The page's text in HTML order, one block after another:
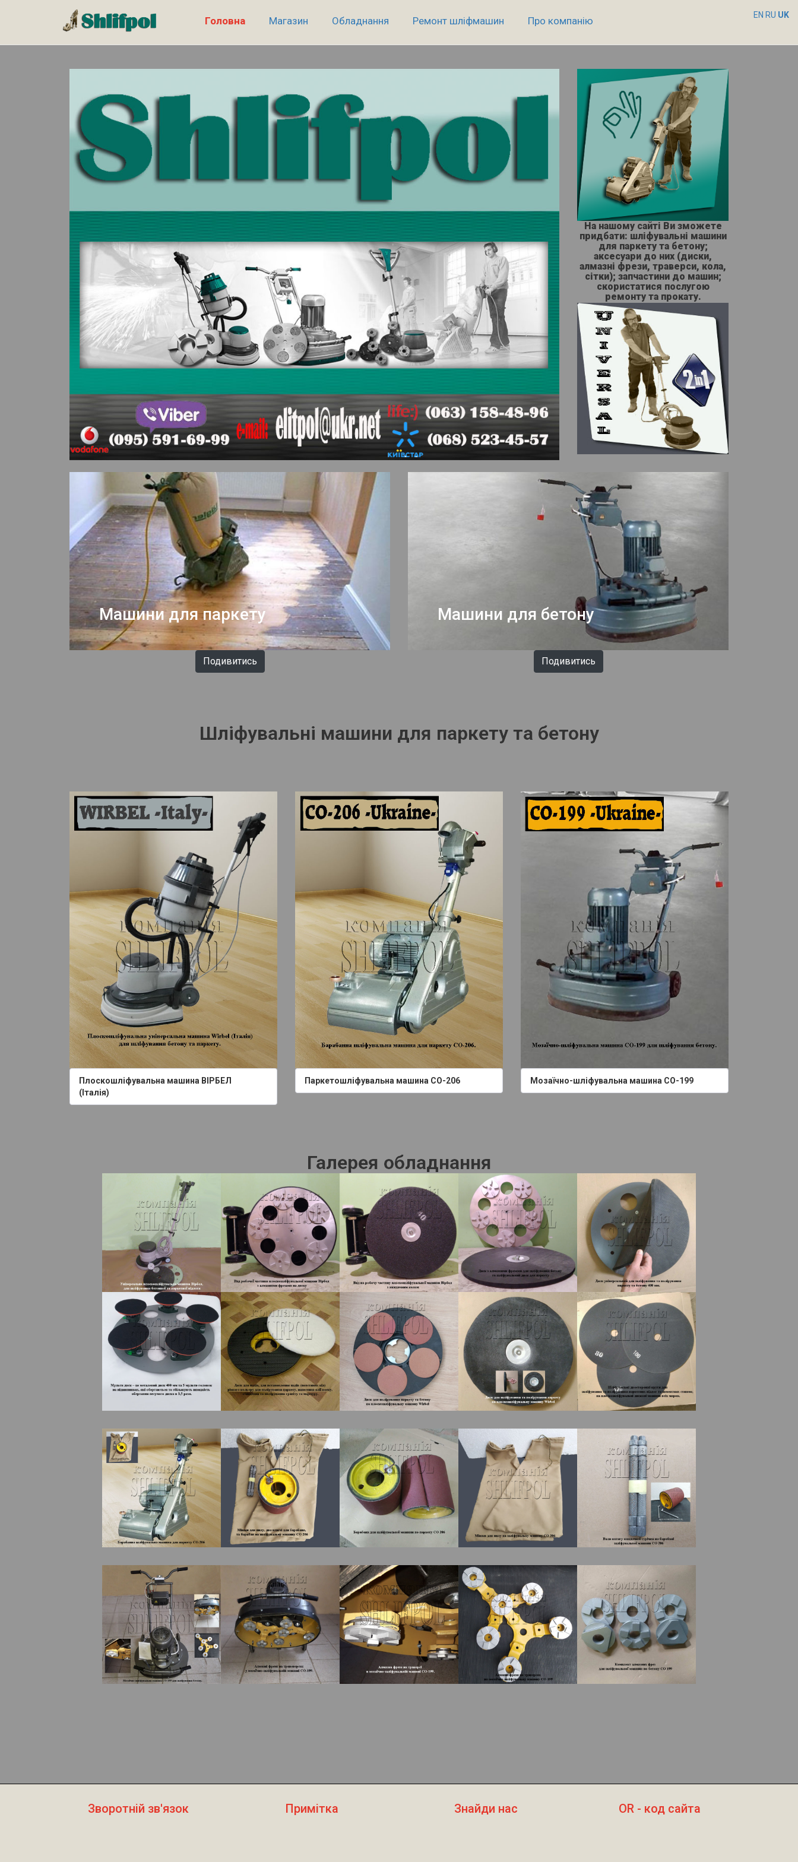
Головна Магазин Обладнання Ремонт шліфмашин Про компанію EN RU UK
На нашому сайті Ви зможете
придбати: шліфувальні машини
для паркету та бетону;
аксесуари до них (диски,
алмазні фрези, траверси, кола,
сітки); запчастини до машин;
скористатися послугою
ремонту та прокату.
Машини для паркету
Подивитись
Машини для бетону
Подивитись
Шліфувальні машини для паркету та бетону
Плоскошліфувальна машина ВІРБЕЛ
(Італія)
Паркетошліфувальна машина СО-206 Мозаїчно-шліфувальна машина СО-199
Галерея обладнання
Зворотній зв'язок Примітка Знайди нас OR - код сайта